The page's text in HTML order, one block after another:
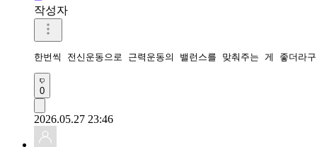
작성자
한번씩 전신운동으로 근력운동의 밸런스를 맞춰주는 게 좋더라
0
2026.05.27 23:46